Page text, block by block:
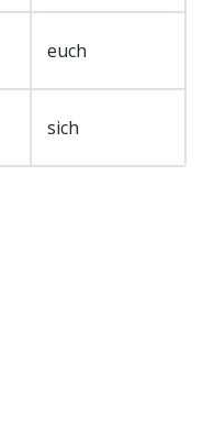
euch
sich